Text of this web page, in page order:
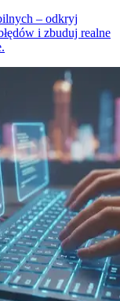
– odkryj
i zbuduj realne